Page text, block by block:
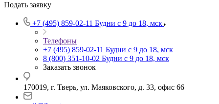
Подать заявку
+7 (495) 859-02-11 Будни с 9 до 18, мск
Телефоны
+7 (495) 859-02-11 Будни с 9 до 18, мск
8 (800) 351-10-02 Будни с 9 до 18, мск
Заказать звонок
170019, г. Тверь, ул. Маяковского, д. 33, офис 66